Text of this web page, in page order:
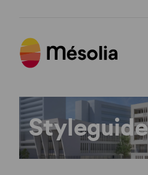
Styleguide